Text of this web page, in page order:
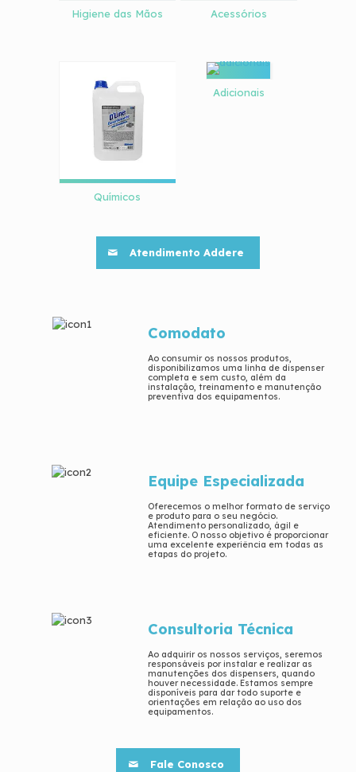
Higiene das Mãos Acessórios
Químicos
Adicionais
Atendimento Addere
Comodato
Ao consumir os nossos produtos,
disponibilizamos uma linha de dispenser
completa e sem custo, além da
instalação, treinamento e manutenção
preventiva dos equipamentos.
Equipe Especializada
Oferecemos o melhor formato de serviço
e produto para o seu negócio.
Atendimento personalizado, ágil e
eficiente. O nosso objetivo é proporcionar
uma excelente experiência em todas as
etapas do projeto.
Consultoria Técnica
Ao adquirir os nossos serviços, seremos
responsáveis por instalar e realizar as
manutenções dos dispensers, quando
houver necessidade. Estamos sempre
disponíveis para dar todo suporte e
orientações em relação ao uso dos
equipamentos.
Fale Conosco